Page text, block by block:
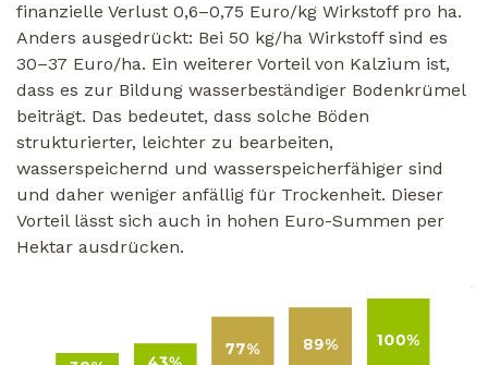
finanzielle Verlust 0,6–0,75 Euro/kg Wirkstoff pro ha.
Anders ausgedrückt: Bei 50 kg/ha Wirkstoff sind es
30–37 Euro/ha. Ein weiterer Vorteil von Kalzium ist,
dass es zur Bildung wasserbeständiger Bodenkrümel
beiträgt. Das bedeutet, dass solche Böden
strukturierter, leichter zu bearbeiten,
wasserspeichernd und wasserspeicherfähiger sind
und daher weniger anfällig für Trockenheit. Dieser
Vorteil lässt sich auch in hohen Euro-Summen per
Hektar ausdrücken.